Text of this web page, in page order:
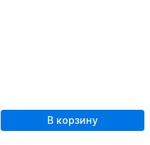
В корзину